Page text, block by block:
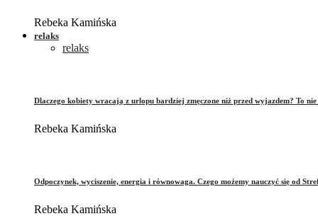
Rebeka Kamińska
relaks
relaks
Dlaczego kobiety wracają z urlopu bardziej zmęczone niż przed wyjazdem? To
Rebeka Kamińska
Odpoczynek, wyciszenie, energia i równowaga. Czego możemy nauczyć się od
Rebeka Kamińska